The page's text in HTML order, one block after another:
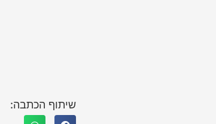
שיתוף הכתבה: